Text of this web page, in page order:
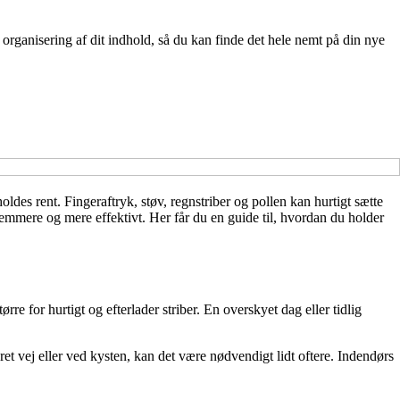
af dit indhold, så du kan finde det hele nemt på din nye
rent. Fingeraftryk, støv, regnstriber og pollen kan hurtigt sætte
og mere effektivt. Her får du en guide til, hvordan du holder
for hurtigt og efterlader striber. En overskyet dag eller tidlig
vej eller ved kysten, kan det være nødvendigt lidt oftere. Indendørs